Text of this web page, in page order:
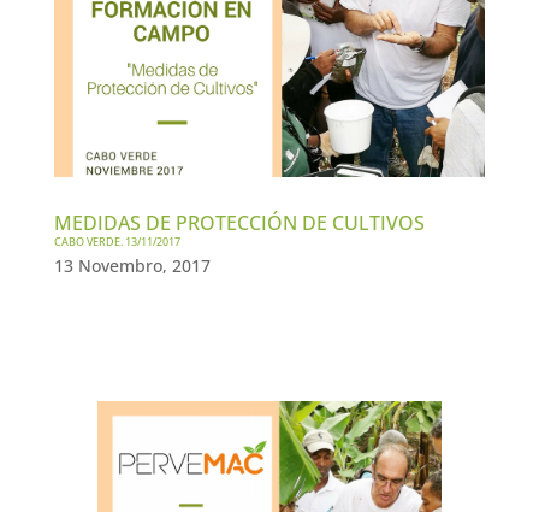
MEDIDAS DE PROTECCIÓN DE CULTIVOS
CABO VERDE. 13/11/2017
13 Novembro, 2017